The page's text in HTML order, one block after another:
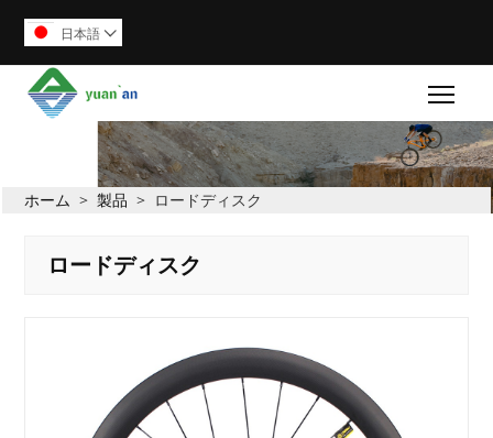
日本語 
ホーム > 製品 > ロードディスク
ロードディスク